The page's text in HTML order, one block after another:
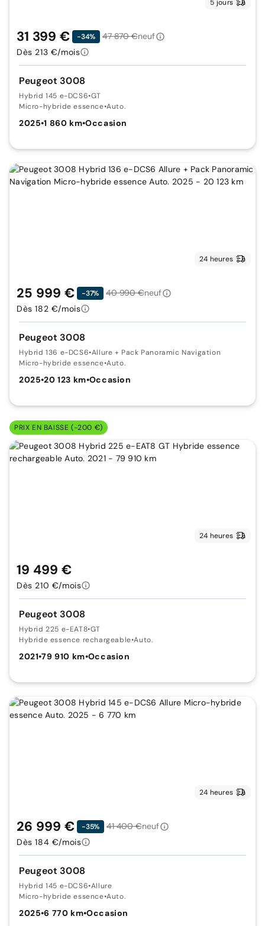
5 jours
Peugeot 3008
Hybrid 145 e-DCS6•GT
Micro-hybride essence•Auto.
2025•1 860 km•Occasion
31 399 € -34% 47 870 €neuf
Dès 213 €/mois
24 heures
Peugeot 3008
Hybrid 136 e-DCS6•Allure + Pack Panoramic Navigation
Micro-hybride essence•Auto.
2025•20 123 km•Occasion
25 999 € -37% 40 990 €neuf
Dès 182 €/mois
PRIX EN BAISSE (-200 €)
24 heures
Peugeot 3008
Hybrid 225 e-EAT8•GT
Hybride essence rechargeable•Auto.
2021•79 910 km•Occasion
19 499 €
Dès 210 €/mois
24 heures
Peugeot 3008
Hybrid 145 e-DCS6•Allure
Micro-hybride essence•Auto.
2025•6 770 km•Occasion
26 999 € -35% 41 400 €neuf
Dès 184 €/mois